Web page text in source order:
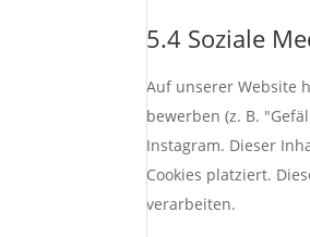
5.4 Soziale
Auf unserer Website
bewerben (z. B.
Instagram. Dieser
Cookies platziert.
verarbeiten.